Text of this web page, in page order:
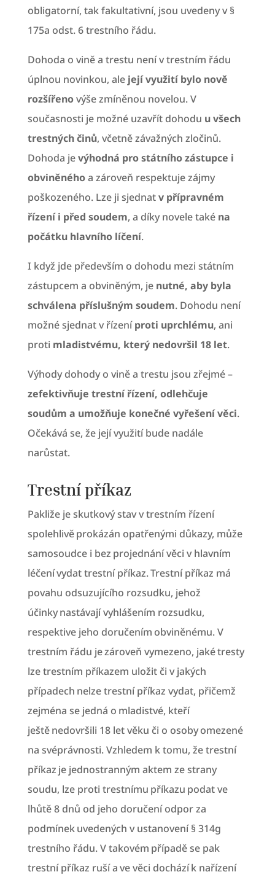
obligatorní, tak fakultativní, jsou uvedeny v §
175a odst. 6 trestního řádu.
Dohoda o vině a trestu není v trestním řádu
úplnou novinkou, ale její využití bylo nově
rozšířenovýše zmíněnou novelou. V
současnosti je možné uzavřít dohodu u všech
trestných činů, včetně závažných zločinů.
Dohoda jevýhodná pro státního zástupce i
obviněnéhoa zároveň respektuje zájmy
poškozeného. Lze ji sjednatv přípravném
řízení i před soudem, a díky novele také na
počátku hlavního líčení.
I když jde především o dohodu mezi státním
zástupcem a obviněným, je nutné, aby byla
schválena příslušným soudem. Dohodu není
možné sjednat v řízeníproti uprchlému, ani
proti mladistvému, který nedovršil 18 let.
Výhody dohody o vině a trestu jsou zřejmé –
zefektivňuje trestní řízení, odlehčuje
soudům a umožňuje konečné vyřešení věci.
Očekává se, že její využití bude nadále
narůstat.
Trestní příkaz
Pakliže je skutkový stav v trestním řízení
spolehlivě prokázán opatřenými důkazy, může
samosoudce i bez projednání věci v hlavním
léčení vydat trestní příkaz. Trestní příkaz má
povahu odsuzujícího rozsudku, jehož
účinky nastávají vyhlášením rozsudku,
respektive jeho doručením obviněnému. V
trestním řádu je zároveň vymezeno, jaké tresty
lze trestním příkazem uložit či v jakých
případech nelze trestní příkaz vydat, přičemž
zejména se jedná o mladistvé, kteří
ještě nedovršili 18 let věku či o osoby omezené
na svéprávnosti. Vzhledem k tomu, že trestní
příkaz je jednostranným aktem ze strany
soudu, lze proti trestnímu příkazu podat ve
lhůtě 8 dnů od jeho doručení odpor za
podmínek uvedených v ustanovení § 314g
trestního řádu. V takovém případě se pak
trestní příkaz ruší a ve věci dochází k nařízení